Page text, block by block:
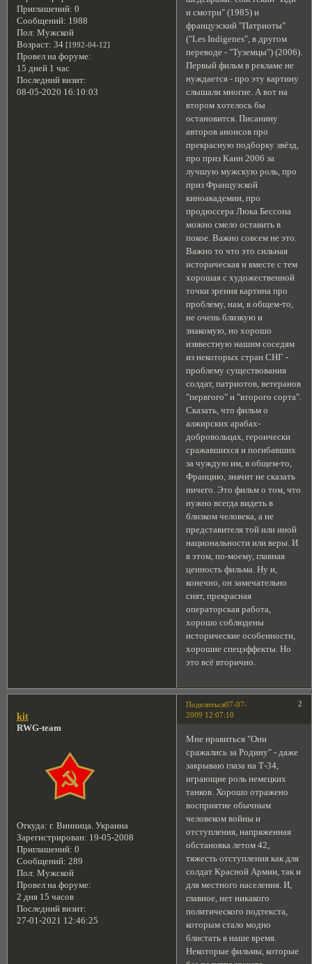
Приглашений: 0
Сообщений: 1988
Пол: Мужской
Возраст: 34 [1992-04-12]
Провел на форуме:
15 дней 1 час
Последний визит:
08-05-2020 16:10:03
и смотри" (1985) и
французский "Патриоты"
("Les Indigenes", в другом
переводе - "Туземцы") (2006).
Первый фильм в рекламе не
нуждается - про эту картину
слышали многие. А вот на
втором хотелось бы
остановится. Писанину
авторов анонсов про
прекрасную подборку звёзд,
про приз Канн 2006 за
лучшую мужскую роль, про
приз Французской
киноакадемии, про
продюссера Люка Бессона
можно смело оставить в
покое. Важно совсем не это.
Важно то что это сильная
историческая и вместе с тем
хорошая с художественной
точки зрения картина про
проблему, нам, в общем-то,
не очень близкую и
знакомую, но хорошо
изввестную нашим соседям
из некоторых стран СНГ -
проблему существования
солдат, патриотов, ветеранов
"первгого" и "второго сорта".
Сказать, что фильм о
алжирских арабах-
добровольцах, героически
сражавшихся и погибавших
за чуждую им, в общем-то,
Францию, значит не сказать
ничего. Это фильм о том, что
нужно всегда видеть в
близком человека, а не
представителя той или иной
национальности или веры. И
в этом, по-моему, главная
ценность фильма. Ну и,
конечно, он замечательно
снят, прекрасная
операторская работа,
хорошо соблюдены
исторические особенности,
хорошие спецэффекты. Но
это всё вторично.
Поделиться 2
07-07-
2009 12:07:10
kit
RWG-team
Откуда: г. Винница. Украина
Зарегистрирован: 19-05-2008
Приглашений: 0
Сообщений: 289
Пол: Мужской
Провел на форуме:
2 дня 15 часов
Последний визит:
27-01-2021 12:46:25
Мне нравиться "Они
сражались за Родину" - даже
закрываю глаза на Т-34,
играющие роль немецких
танков. Хорошо отражено
восприятие обычным
человеком войны и
отступления, напряженная
обстановка летом 42,
тяжесть отступления как для
солдат Красной Армии, так и
для местного населения. И,
главное, нет никакого
политического подтекста,
которым стало модно
блистать в наше время.
Некоторые фильмы, которые